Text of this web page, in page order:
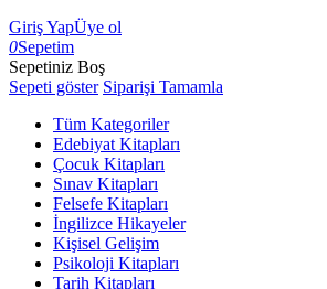
Giriş YapÜye ol
0Sepetim
Sepetiniz Boş
Sepeti göster Siparişi Tamamla
Tüm Kategoriler
Edebiyat Kitapları
Çocuk Kitapları
Sınav Kitapları
Felsefe Kitapları
İngilizce Hikayeler
Kişisel Gelişim
Psikoloji Kitapları
Tarih Kitapları